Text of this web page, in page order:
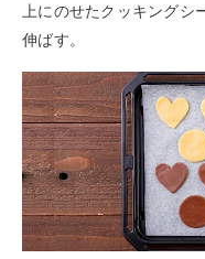
上にのせたクッキングシ
伸ばす。